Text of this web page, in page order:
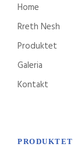
Home
Rreth Nesh
Produktet
Galeria
Kontakt
PRODUKTET